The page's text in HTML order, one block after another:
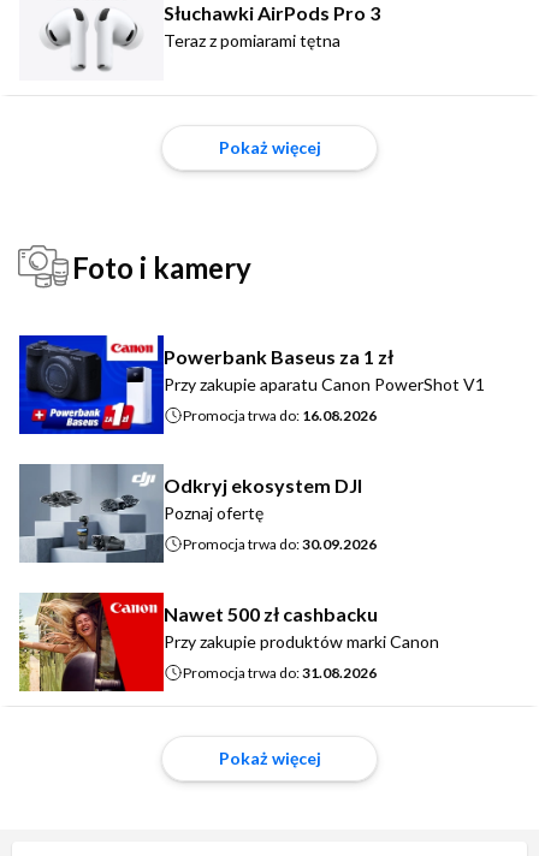
Słuchawki AirPods Pro 3
Teraz z pomiarami tętna
Pokaż więcej
Foto i kamery
Powerbank Baseus za 1 zł
Przy zakupie aparatu Canon PowerShot V1
Promocja trwa do: 16.08.2026
Odkryj ekosystem DJI
Poznaj ofertę
Promocja trwa do:30.09.2026
Nawet 500 zł cashbacku
Przy zakupie produktów marki Canon
Promocja trwa do:31.08.2026
Pokaż więcej